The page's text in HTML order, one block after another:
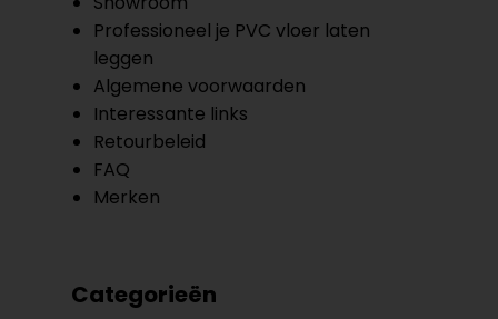
Professioneel je PVC vloer laten
leggen
Algemene voorwaarden
Interessante links
Retourbeleid
FAQ
Merken
Categorieën